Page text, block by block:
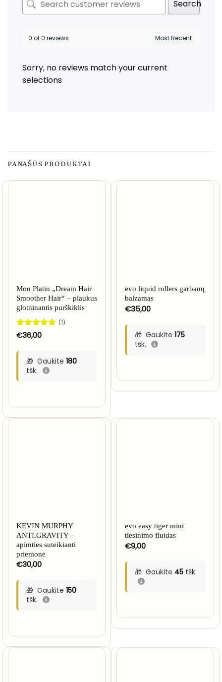
Search
0 of 0 reviews
Sorry, no reviews match your current
selections
PANAŠŪS PRODUKTAI
Mon Platin „Dream Hair
Smoother Hair“ – plaukus
glotninantis purškiklis
Įvertinimas:
(1)
€36,00
Gaukite 180
tšk.
evo liquid rollers garbanų
balzamas
€35,00
Gaukite 175
tšk.
KEVIN MURPHY
ANTI.GRAVITY –
apimties suteikianti
priemonė
€30,00
Gaukite 150
tšk.
evo easy tiger mini
tiesinimo fluidas
€9,00
Gaukite 45tšk.